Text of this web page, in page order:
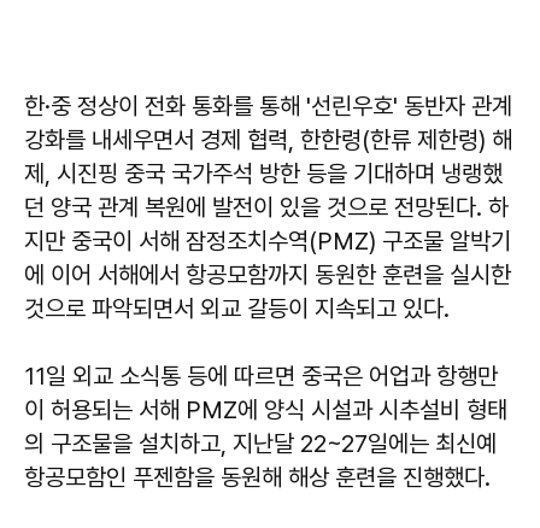
한·중 정상이 전화 통화를 통해 '선린우호' 동반자 관계
강화를 내세우면서 경제 협력, 한한령(한류 제한령) 해
제, 시진핑 중국 국가주석 방한 등을 기대하며 냉랭했
던 양국 관계 복원에 발전이 있을 것으로 전망된다. 하
지만 중국이 서해 잠정조치수역(PMZ) 구조물 알박기
에 이어 서해에서 항공모함까지 동원한 훈련을 실시한
것으로 파악되면서 외교 갈등이 지속되고 있다.
11일 외교 소식통 등에 따르면 중국은 어업과 항행만
이 허용되는 서해 PMZ에 양식 시설과 시추설비 형태
의 구조물을 설치하고, 지난달 22~27일에는 최신예
항공모함인 푸젠함을 동원해 해상 훈련을 진행했다.